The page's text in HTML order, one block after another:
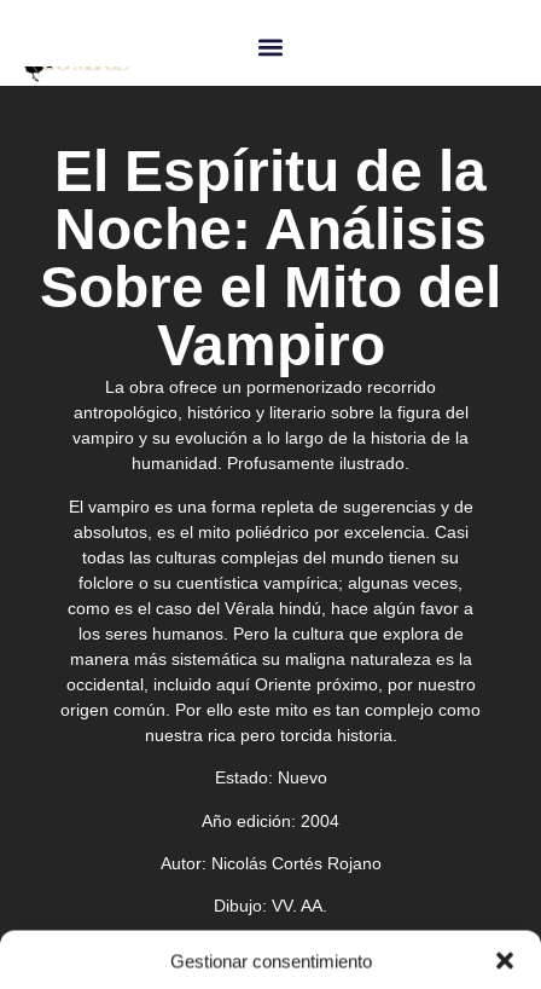
Gestionar consentimiento
El Espíritu de la
Noche: Análisis
Sobre el Mito del
Vampiro
La obra ofrece un pormenorizado recorrido
antropológico, histórico y literario sobre la figura del
vampiro y su evolución a lo largo de la historia de la
humanidad. Profusamente ilustrado.
El vampiro es una forma repleta de sugerencias y de
absolutos, es el mito poliédrico por excelencia. Casi
todas las culturas complejas del mundo tienen su
folclore o su cuentística vampírica; algunas veces,
como es el caso del Vêrala hindú, hace algún favor a
los seres humanos. Pero la cultura que explora de
manera más sistemática su maligna naturaleza es la
occidental, incluido aquí Oriente próximo, por nuestro
origen común. Por ello este mito es tan complejo como
nuestra rica pero torcida historia.
Estado: Nuevo
Año edición: 2004
Autor: Nicolás Cortés Rojano
Dibujo: VV. AA.